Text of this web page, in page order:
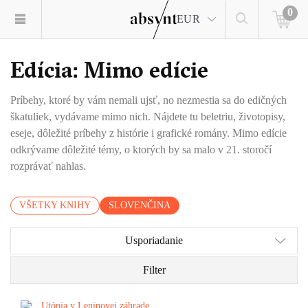
EUR
0
Edícia: Mimo edície
Príbehy, ktoré by vám nemali ujsť, no nezmestia sa do edičných
škatuliek, vydávame mimo nich. Nájdete tu beletriu, životopisy,
eseje, dôležité príbehy z histórie i grafické romány. Mimo edície
odkrývame dôležité témy, o ktorých by sa malo v 21. storočí
rozprávať nahlas.
VŠETKY KNIHY SLOVENČINA
Usporiadanie
Filter